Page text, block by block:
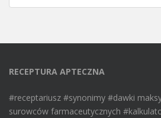
RECEPTURA APTECZNA
#receptariusz #synonimy #dawki
surowców farmaceutycznych